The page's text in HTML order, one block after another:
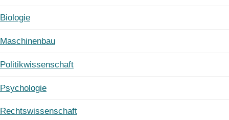
Biologie
Maschinenbau
Politikwissenschaft
Psychologie
Rechtswissenschaft